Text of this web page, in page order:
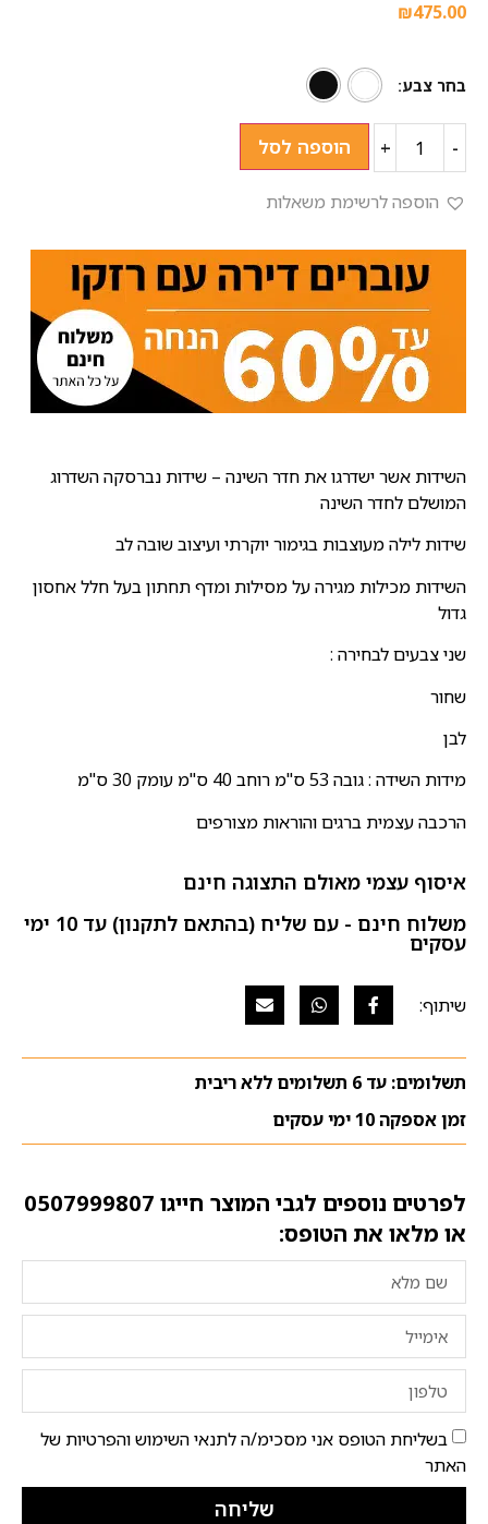
השידות אשר ישדרגו את חדר השינה – שידות נברסקה השדרוג
המושלם לחדר השינה
שידות לילה מעוצבות בגימור יוקרתי ועיצוב שובה לב
השידות מכילות מגירה על מסילות ומדף תחתון בעל חלל אחסון
גדול
שני צבעים לבחירה :
שחור
לבן
מידות השידה : גובה 53 ס"מ רוחב 40 ס"מ עומק 30 ס"מ
הרכבה עצמית ברגים והוראות מצורפים
₪475.00
בחר צבע
-
+ הוספה לסל
הוספה לרשימת משאלות
איסוף עצמי מאולם התצוגה חינם
משלוח חינם - עם שליח (בהתאם לתקנון) עד 10 ימי
עסקים
תשלומים: עד 6 תשלומים ללא ריבית
זמן אספקה 10 ימי עסקים
לפרטים נוספים לגבי המוצר חייגו 0507999807
או מלאו את הטופס:
בשליחת הטופס אני מסכימ/ה לתנאי השימוש והפרטיות של
האתר
שליחה